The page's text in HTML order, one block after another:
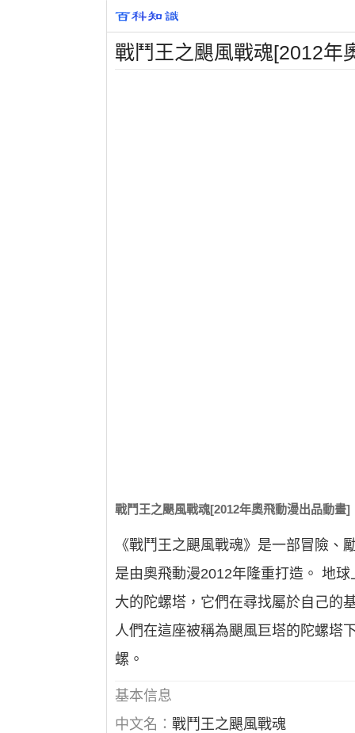
戰鬥王之颶風戰魂[2012年
戰鬥王之颶風戰魂[2012年奧飛動漫出品動畫]
《戰鬥王之颶風戰魂》是一部冒險
是由奧飛動漫2012年隆重打造。 地
大的陀螺塔，它們在尋找屬於自己的
人們在這座被稱為颶風巨塔的陀螺
螺。
基本信息
中文名：戰鬥王之颶風戰魂